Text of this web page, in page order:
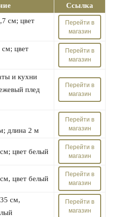
Ссылка
см; цвет
Перейти в
магазин
цвет
Перейти в
магазин
и кухни
плед
Перейти в
магазин
длина 2 м
Перейти в
магазин
цвет белый
Перейти в
магазин
цвет белый
Перейти в
магазин
см,
Перейти в
магазин